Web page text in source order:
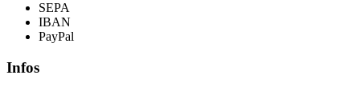
SEPA
IBAN
PayPal
Infos